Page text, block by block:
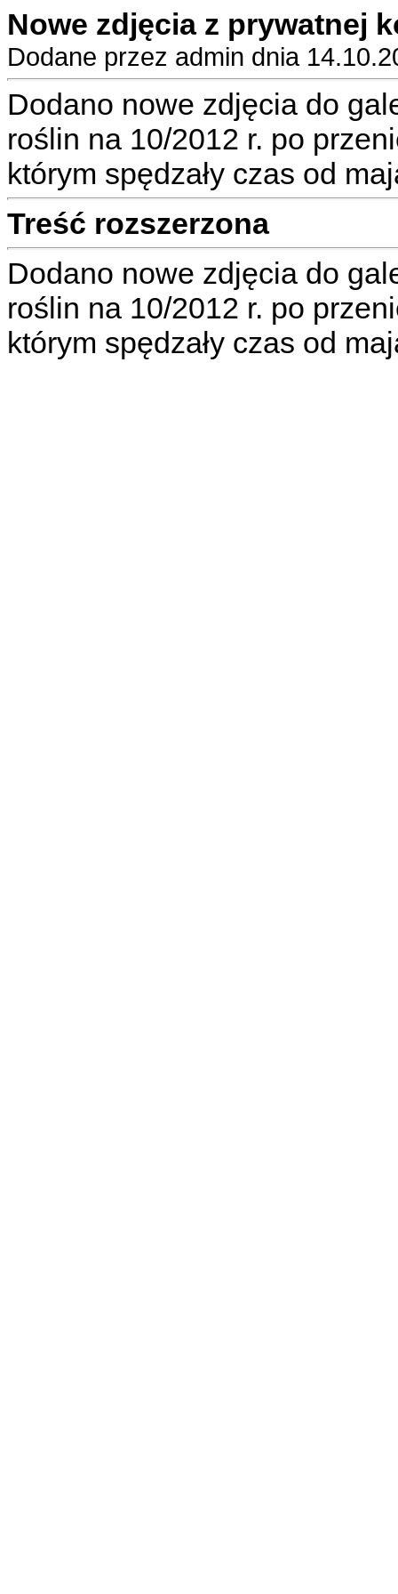
Nowe zdjęcia z prywatnej
Dodane przez admin dnia
Dodano nowe zdjęcia do
roślin na 10/2012 r. po
którym spędzały czas od
Treść rozszerzona
Dodano nowe zdjęcia do
roślin na 10/2012 r. po
którym spędzały czas od